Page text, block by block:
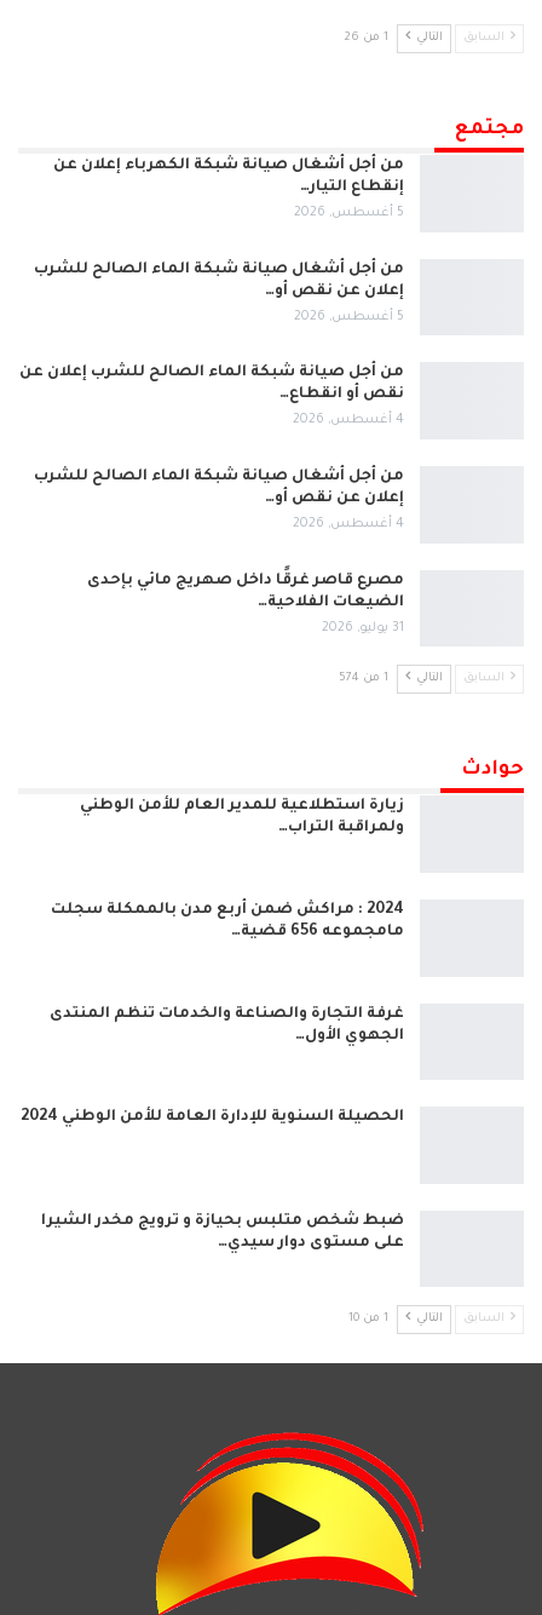
السابق التالي 1 من 26
مجتمع
من أجل أشغال صيانة شبكة الكهرباء إعلان عن
إنقطاع التيار…
5 أغسطس, 2026
من أجل أشغال صيانة شبكة الماء الصالح للشرب
إعلان عن نقص أو…
5 أغسطس, 2026
من أجل صيانة شبكة الماء الصالح للشرب إعلان عن
نقص أو انقطاع…
4 أغسطس, 2026
من أجل أشغال صيانة شبكة الماء الصالح للشرب
إعلان عن نقص أو…
4 أغسطس, 2026
مصرع قاصر غرقًا داخل صهريج مائي بإحدى
الضيعات الفلاحية…
31 يوليو, 2026
السابق التالي 1 من 574
حوادث
زيارة استطلاعية للمدير العام للأمن الوطني
ولمراقبة التراب…
2024 : مراكش ضمن أربع مدن بالممكلة سجلت
مامجموعه 656 قضية…
غرفة التجارة والصناعة والخدمات تنظم المنتدى
الجهوي الأول…
الحصيلة السنوية للإدارة العامة للأمن الوطني 2024
ضبط شخص متلبس بحيازة و ترويج مخدر الشيرا
على مستوى دوار سيدي…
السابق التالي 1 من 10